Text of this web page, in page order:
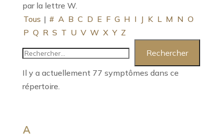
par la lettre W.
Tous | # A B C D E F G H I J K L M N O
P Q R S T U V W X Y Z
Il y a actuellement 77 symptômes dans ce
répertoire.
A